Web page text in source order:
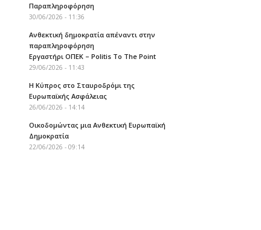
Παραπληροφόρηση
30/06/2026 - 11:36
Ανθεκτική δημοκρατία απέναντι στην
παραπληροφόρηση
Εργαστήρι ΟΠΕΚ – Politis To The Point
29/06/2026 - 11:43
Η Κύπρος στο Σταυροδρόμι της
Ευρωπαϊκής Ασφάλειας
26/06/2026 - 14:14
Οικοδομώντας μια Ανθεκτική Ευρωπαϊκή
Δημοκρατία
22/06/2026 - 09:14